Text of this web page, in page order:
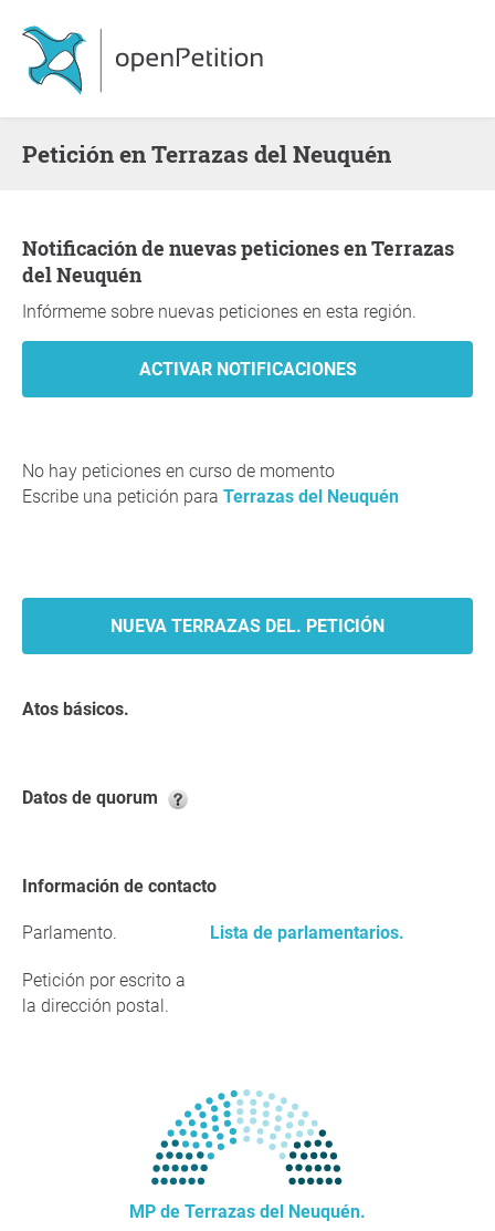
Petición en Terrazas del Neuquén
Notificación de nuevas peticiones en Terrazas
del Neuquén
Infórmeme sobre nuevas peticiones en esta región.
No hay peticiones en curso de momento
Escribe una petición para Terrazas del Neuquén
NUEVA TERRAZAS DEL. PETICIÓN
Atos básicos.
Datos de quorum
Información de contacto
Parlamento. Lista de parlamentarios.
Petición por escrito a
la dirección postal.
MP de Terrazas del Neuquén.